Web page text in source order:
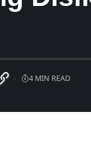
4 MIN READ